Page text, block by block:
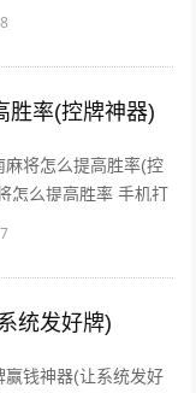
家，快速成为一个
胜率(控牌神器)
将怎么提高胜率(控
怎么提高胜率 手机打
直输的玩家，快速成
统发好牌)
赢钱神器(让系统发好